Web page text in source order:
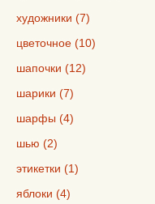
художники (7)
цветочное (10)
шапочки (12)
шарики (7)
шарфы (4)
шью (2)
этикетки (1)
яблоки (4)